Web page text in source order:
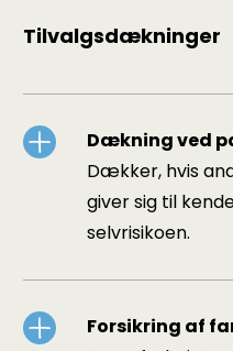
Tilvalgsdækninger
Dækning ved
Dækker, hvis
giver sig til
selvrisikoen.
Forsikring af